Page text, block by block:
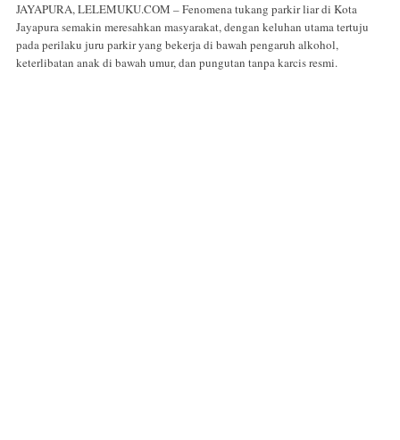
JAYAPURA, LELEMUKU.COM – Fenomena tukang parkir liar di Kota
Jayapura semakin meresahkan masyarakat, dengan keluhan utama tertuju
pada perilaku juru parkir yang bekerja di bawah pengaruh alkohol,
keterlibatan anak di bawah umur, dan pungutan tanpa karcis resmi.